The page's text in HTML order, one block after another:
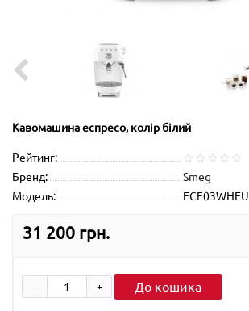
Кавомашина еспресо, колір білий
Рейтинг:
Бренд:
Smeg
Модель:
ECF03WHEU
31 200 грн.
+
- До кошика